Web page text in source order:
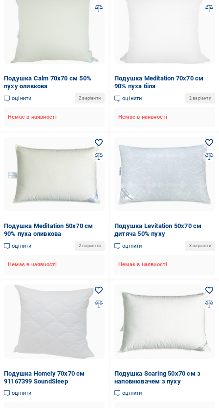
Подушка Calm 70x70 см 50%
пуху оливкова
оцінити 2 варіанти
Немає в наявності
Подушка Meditation 70x70 см
90% пуха біла
оцінити 2 варіанти
Немає в наявності
Подушка Meditation 50x70 см
90% пуха оливкова
оцінити 2 варіанти
Немає в наявності
Подушка Levitation 50x70 см
дитяча 50% пуху
оцінити 3 варіанти
Немає в наявності
Подушка Homely 70x70 см
91167399 SoundSleep
оцінити
Подушка Soaring 50x70 см з
наповнювачем з пуху
оцінити